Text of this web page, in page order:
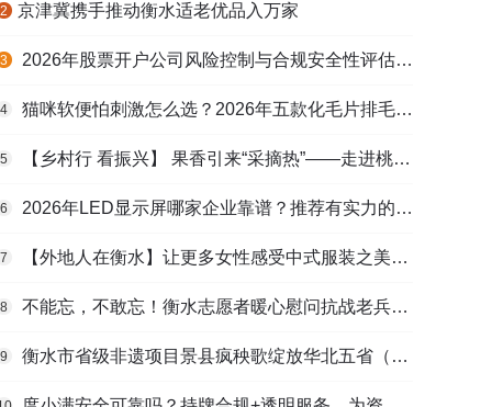
2 ​京津冀携手推动衡水适老优品入万家
3 2026年股票开户公司风险控制与合规安全性评估：投资者保护机制哪家靠谱？
4 猫咪软便怕刺激怎么选？2026年五款化毛片排毛护肠避坑指南
5 【乡村行 看振兴】 果香引来“采摘热”——走进桃城区贾家庄村
6 2026年LED显示屏哪家企业靠谱？推荐有实力的LED显示屏工程服务商
7 【外地人在衡水】让更多女性感受中式服装之美——山东人蒋静静的在衡创业路
8 不能忘，不敢忘！衡水志愿者暖心慰问抗战老兵和老党员
9 衡水市省级非遗项目景县疯秧歌绽放华北五省（区）市舞蹈大赛舞台